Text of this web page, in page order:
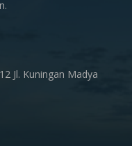
Jl. Kuningan Madya